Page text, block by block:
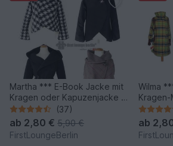
Martha *** E-Book Jacke mit
Kragen oder Kapuzenjacke in
5 Größen XS-XXL
Nähanleitung mit
Schnittmuster Design von
firstloungeberlin
(37)
ab 2,80 € 5,90 €
FirstLoungeBerlin
Wilma
Kragen-
mit
XS-XXL
ab